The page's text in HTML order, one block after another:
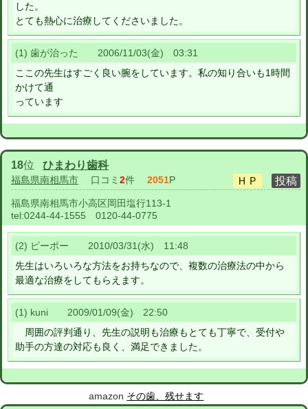
した。
とても熱心に治療してくださいました。
(1) 歯が治った 2006/11/03(金) 03:31
ここの先生はすごく良い腕をしています。私の知り合いも1時間
かけて通
っています
18位 ひまわり歯科
福島県南相馬市 口コミ 2件 2051P
福島県南相馬市小高区岡田塩行113-1
tel:0244-44-1555 0120-44-0775
(2) ピーポー 2010/03/31(水) 11:48
先生はいろいろな方法をお持ちなので、複数の治療法の中から
最適な治療をしてもらえます。
(1) kuni 2009/01/09(金) 22:50
周囲の評判通り、先生の説明も治療もとても丁寧で、受付や
助手の方達の対応も良く、満足できました。
amazon その歯、残せます